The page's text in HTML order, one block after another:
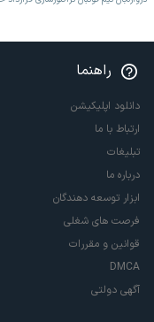
راهنما
دانلود اپلیکیشن
ارتباط با ما
تبلیغات
درباره ما
ابزار توسعه دهندگان
فرصت های شغلی
قوانین و مقررات
DMCA
آگهی دولتی